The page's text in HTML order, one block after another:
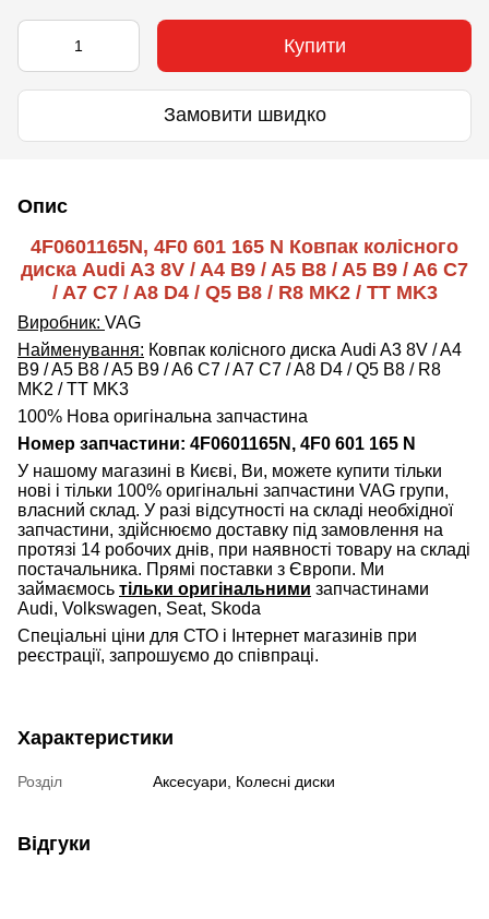
Купити
Замовити швидко
Опис
4F0601165N, 4F0 601 165 N Ковпак колісного
диска Audi A3 8V / A4 B9 / A5 B8 / A5 B9 / A6 C7
/ A7 C7 / A8 D4 / Q5 B8 / R8 MK2 / TT MK3
Виробник: VAG
Найменування: Ковпак колісного диска Audi A3 8V / A4
B9 / A5 B8 / A5 B9 / A6 C7 / A7 C7 / A8 D4 / Q5 B8 / R8
MK2 / TT MK3
100% Нова оригінальна запчастина
Номер запчастини: 4F0601165N, 4F0 601 165 N
У нашому магазині в Києві, Ви, можете купити тільки
нові і тільки 100% оригінальні запчастини VAG групи,
власний склад. У разі відсутності на складі необхідної
запчастини, здійснюємо доставку під замовлення на
протязі 14 робочих днів, при наявності товару на складі
постачальника. Прямі поставки з Європи. Ми
займаємось тільки оригінальними запчастинами
Audi, Volkswagen, Seat, Skoda
Спеціальні ціни для СТО і Інтернет магазинів при
реєстрації, запрошуємо до співпраці.
Характеристики
Розділ Аксесуари, Колесні диски
Відгуки